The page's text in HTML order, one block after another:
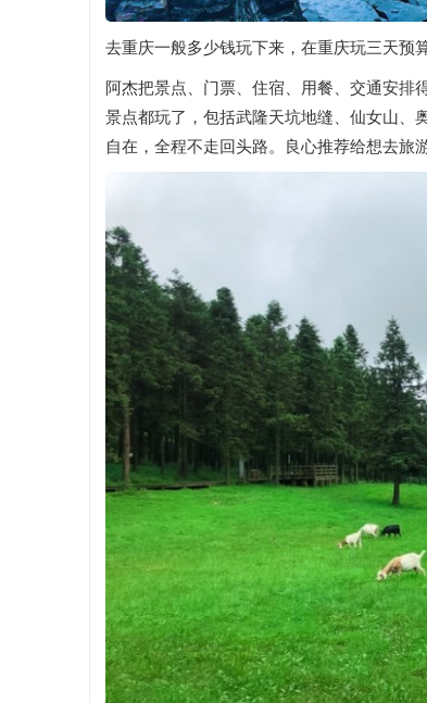
去重庆一般多少钱玩下来，在重庆玩三天预
阿杰把景点、门票、住宿、用餐、交通安排
景点都玩了，包括武隆天坑地缝、仙女山、
自在，全程不走回头路。良心推荐给想去旅